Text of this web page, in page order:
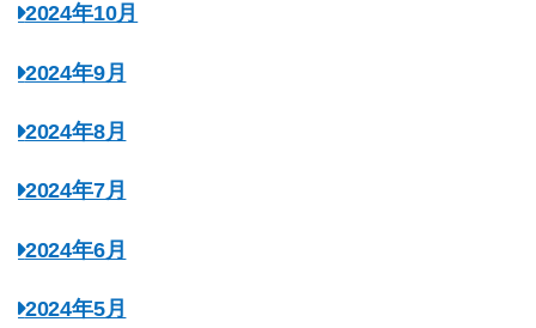
2024年10月
2024年9月
2024年8月
2024年7月
2024年6月
2024年5月